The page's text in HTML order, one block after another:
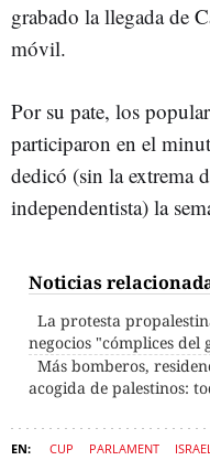
grabado la llegada de
móvil.
Por su pate, los
participaron en el
dedicó (sin la extrema
independentista) la
Noticias
La protesta
negocios "cómplices del
Más bomberos,
acogida de palestinos:
CUP PARLAMENT ISRAEL